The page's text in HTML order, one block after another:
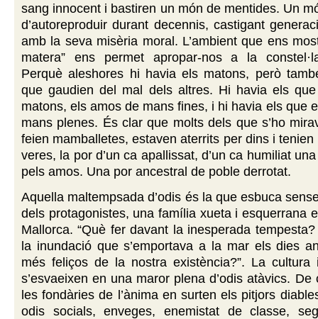
sang innocent i bastiren un món de mentides. Un
d’autoreproduir durant decennis, castigant
amb la seva misèria moral. L’ambient que ens
matera” ens permet apropar-nos a la
Perquè aleshores hi havia els matons, però
que gaudien del mal dels altres. Hi havia els
matons, els amos de mans fines, i hi havia els que
mans plenes. És clar que molts dels que s’ho
feien mamballetes, estaven aterrits per dins i
veres, la por d’un ca apallissat, d’un ca humiliat
pels amos. Una por ancestral de poble derrotat.
Aquella maltempsada d’odis és la que esbuca
dels protagonistes, una família xueta i esquerrana
Mallorca. “Què fer davant la inesperada
la inundació que s’emportava a la mar els dies
més feliços de la nostra existència?”. La cultura
s’esvaeixen en una maror plena d’odis atàvics.
les fondàries de l’ànima en surten els pitjors
odis socials, enveges, enemistat de classe,